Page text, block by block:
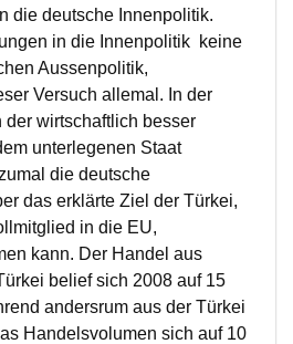
die deutsche Innenpolitik.
in die Innenpolitik keine
Aussenpolitik,
Versuch allemal. In der
der wirtschaftlich besser
unterlegenen Staat
die deutsche
das erklärte Ziel der Türkei,
in die EU,
kann. Der Handel aus
belief sich 2008 auf 15
andersrum aus der Türkei
Handelsvolumen sich auf 10